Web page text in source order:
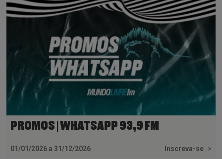
PROMOS | WHATSAPP 93,9 FM
01/01/2026 a 31/12/2026 Inscreva-se >